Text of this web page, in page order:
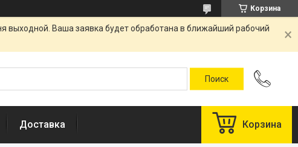
Корзина
выходной. Ваша заявка будет обработана в ближайший рабочий
Доставка Корзина